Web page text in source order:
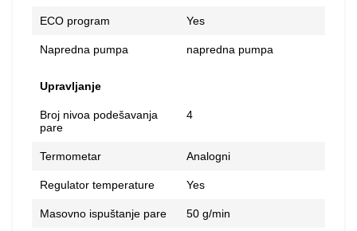
ECO program Yes
Napredna pumpa napredna pumpa
Upravljanje
Broj nivoa podešavanja
pare
4
Termometar Analogni
Regulator temperature Yes
Masovno ispuštanje pare 50 g/min